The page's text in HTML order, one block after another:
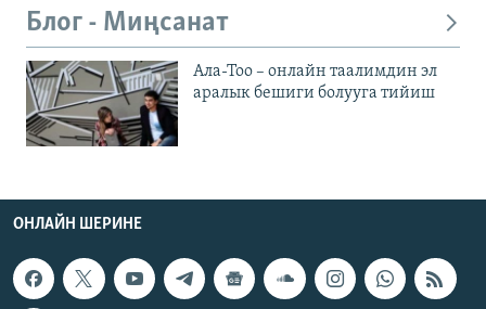
Блог - Миңсанат
Ала-Тоо – онлайн таалимдин эл
аралык бешиги болууга тийиш
ОНЛАЙН ШЕРИНЕ